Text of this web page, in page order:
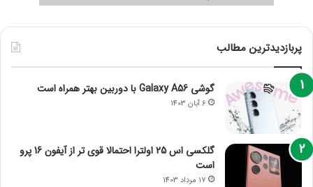
پربازدیدترین مطالب
گوشی Galaxy A56 با دوربین بهتر همراه است
6 آبان 1403
گلکسی اس 25 اولترا احتمالا قوی تر از آیفون 16 پرو
است
17 مرداد 1403